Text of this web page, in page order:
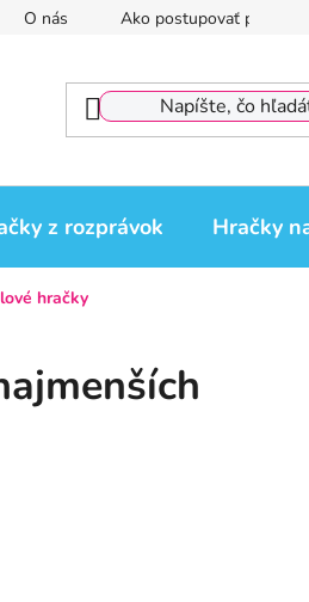
O nás Ako postupovať pri
z rozprávok Hračky
hračky